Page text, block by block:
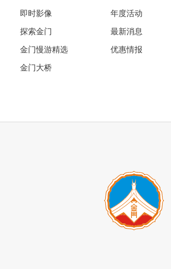
即时影像
探索金门
金门慢游精选
金门大桥
年度活动
最新消息
优惠情报